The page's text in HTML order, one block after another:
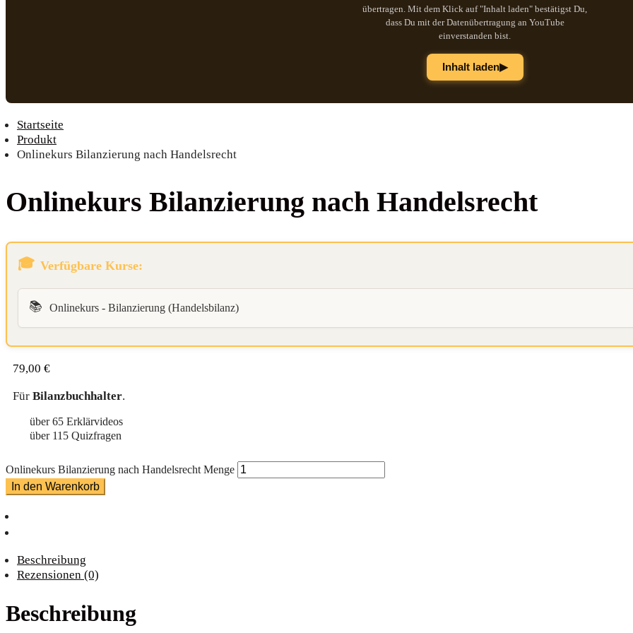
übertragen. Mit dem Klick auf "Inhalt laden" bestätigst Du,
dass Du mit der Datenübertragung an YouTube
einverstanden bist.
Inhalt laden▶
Startseite
Produkt
Onlinekurs Bilanzierung nach Handelsrecht
Online­kurs Bilan­zie­rung nach Handelsrecht
Verfügbare Kurse:
📚 Onlinekurs - Bilanzierung (Handelsbilanz)
79,00 €
Für Bilanzbuchhalter.
über 65 Erklärvideos
über 115 Quizfragen
Onlinekurs Bilanzierung nach Handelsrecht Menge
In den Warenkorb
Beschreibung
Rezensionen (0)
Beschreibung